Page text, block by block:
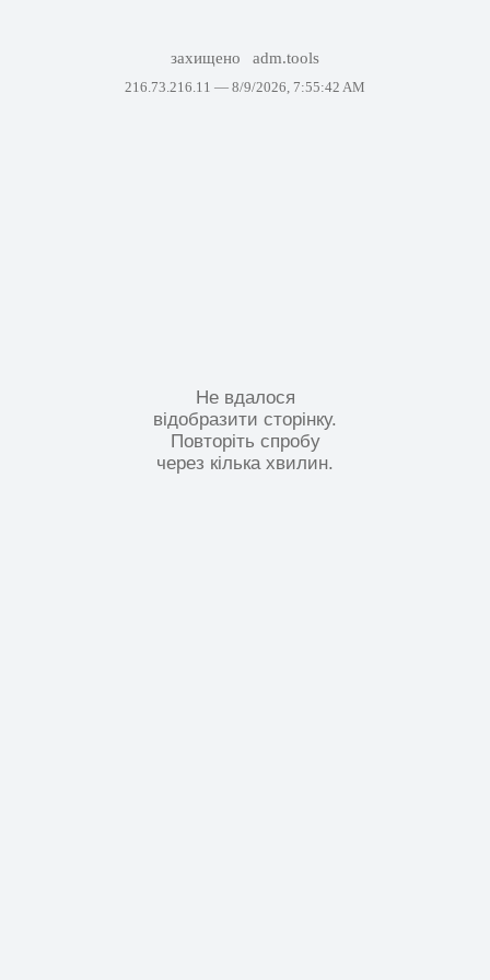
захищено adm.tools
216.73.216.11 — 8/9/2026, 7:55:42 AM
Не вдалося
відобразити сторінку.
Повторіть спробу
через кілька хвилин.